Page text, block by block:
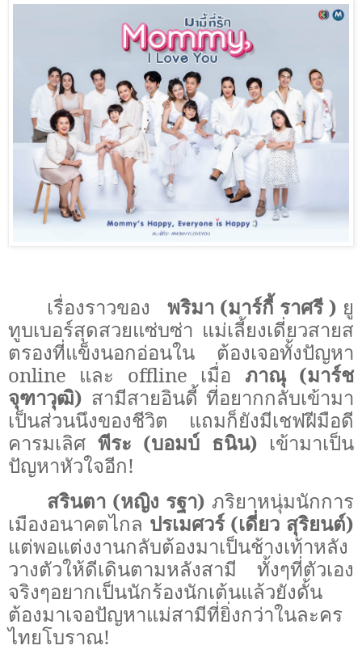
เรื่องราวของ พริมา (มาร์กี้ ราศรี) ยู
ทูบเบอร์สุดสวยแซ่บซ่า แม่เลี้ยงเดี่ยวสายส
ตรองที่แข็งนอกอ่อนใน ต้องเจอทั้งปัญหา
online และ offline เมื่อ ภาณุ (มาร์ช
จุฑาวุฒิ) สามีสายอินดี้ ที่อยากกลับเข้ามา
เป็นส่วนนึงของชีวิต แถมก็ยังมีเชฟฝีมือดี
คารมเลิศ พีระ (บอมบ์ ธนิน) เข้ามาเป็น
ปัญหาหัวใจอีก!
สรินตา (หญิง รฐา) ภริยาหนุ่มนักการ
เมืองอนาคตไกล ปรเมศวร์ (เดี่ยว สุริยนต์)
แต่พอแต่งงานกลับต้องมาเป็นช้างเท้าหลัง
วางตัวให้ดีเดินตามหลังสามี ทั้งๆที่ตัวเอง
จริงๆอยากเป็นนักร้องนักเต้นแล้วยังดั้น
ต้องมาเจอปัญหาแม่สามีที่ยิ่งกว่าในละคร
ไทยโบราณ!